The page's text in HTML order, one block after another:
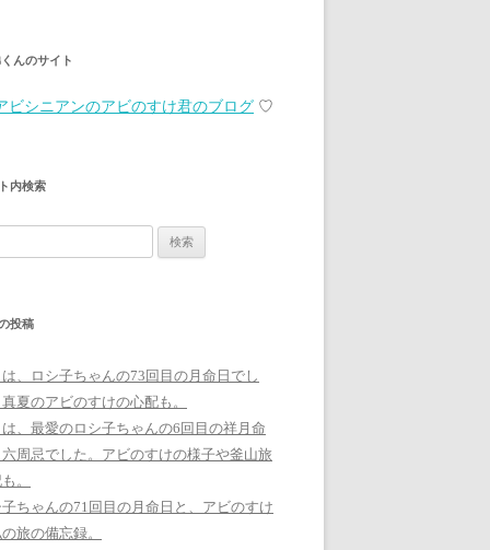
んのサイト
ビシニアンのアビのすけ君のブログ ♡
内検索
投稿
、ロシ子ちゃんの73回目の月命日でし
夏のアビのすけの心配も。
、最愛のロシ子ちゃんの6回目の祥月命
周忌でした。アビのすけの様子や釜山旅
。
ちゃんの71回目の月命日と、アビのすけ
旅の備忘録。